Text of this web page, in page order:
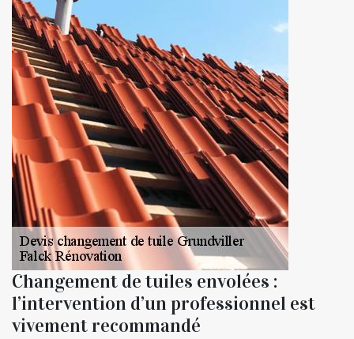
Changement de tuiles envolées :
l’intervention d’un professionnel est
vivement recommandé